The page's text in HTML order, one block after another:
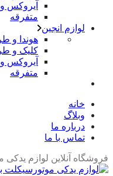
آیروکس
متفرقه
لوازم انجین
هوندا و
کلیک و
آیروکس
متفرقه
خانه
وبلاگ
درباره ما
تماس با ما
فروشگاه آنلاین لوازم یدکی